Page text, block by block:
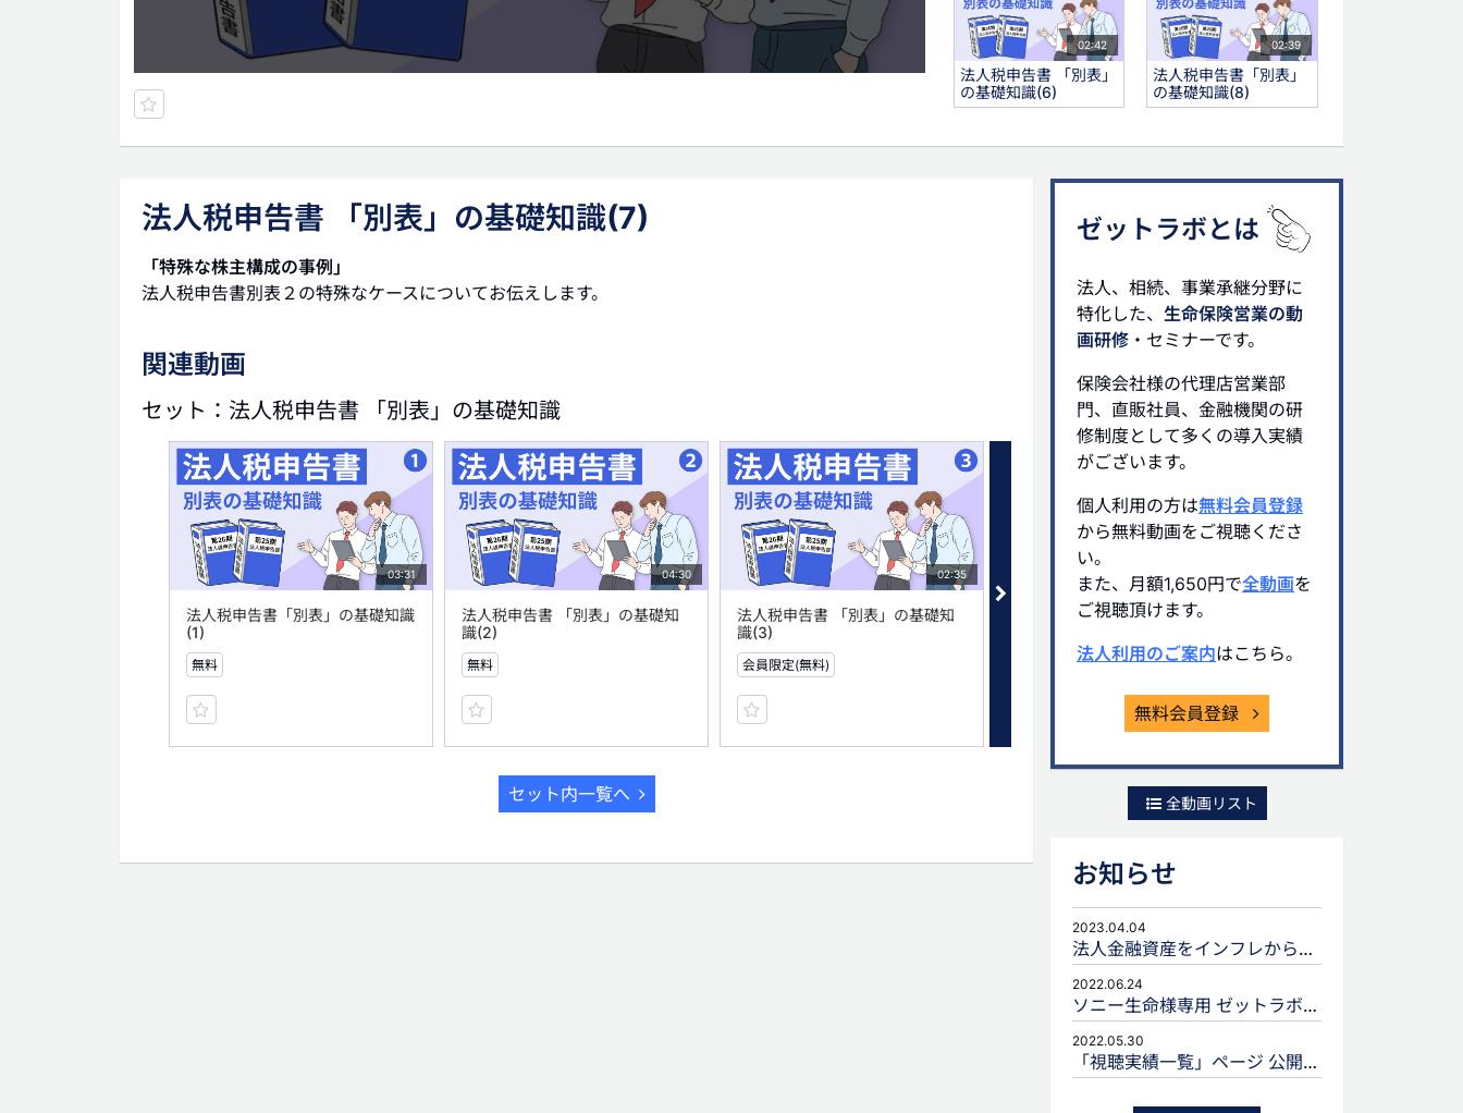
02:42
法人税申告書 「別表」
の基礎知識(6)
02:39
法人税申告書「別表」
の基礎知識(8)
タグ
法人税申告書 「別表」の基礎知識(7)
「特殊な株主構成の事例」
法人税申告書別表２の特殊なケースについてお伝えします。
関連動画
セット：法人税申告書 「別表」の基礎知識
03:31
法人税申告書「別表」の基礎知識
(1)
無料
04:30
法人税申告書 「別表」の基礎知
識(2)
無料
02:35
法人税申告書 「別表」の基礎知
識(3)
会員限定(無料)
02:53
法人税申告書 「別表」の基礎知
有料会員限定
セット内一覧へ
ゼットラボとは
法人、相続、事業承継分野に
特化した、 生命保険営業の動
画研修 ・セミナーです。
保険会社様の代理店営業部
門、直販社員、金融機関の研
修制度として多くの導入実績
がございます。
個人利用の方は無料会員登録
から無料動画をご視聴くださ
い。
また、月額1,650円で全動画を
ご視聴頂けます。
法人利用のご案内はこちら。
無料会員登録
全動画リスト
お知らせ
2023.04.04
法人金融資産をインフレから守るための生命保険活用
2022.06.24
ソニー生命様専用 ゼットラボforLIFEPLANNERのご案内
2022.05.30
「視聴実績一覧」ページ 公開のお知らせ